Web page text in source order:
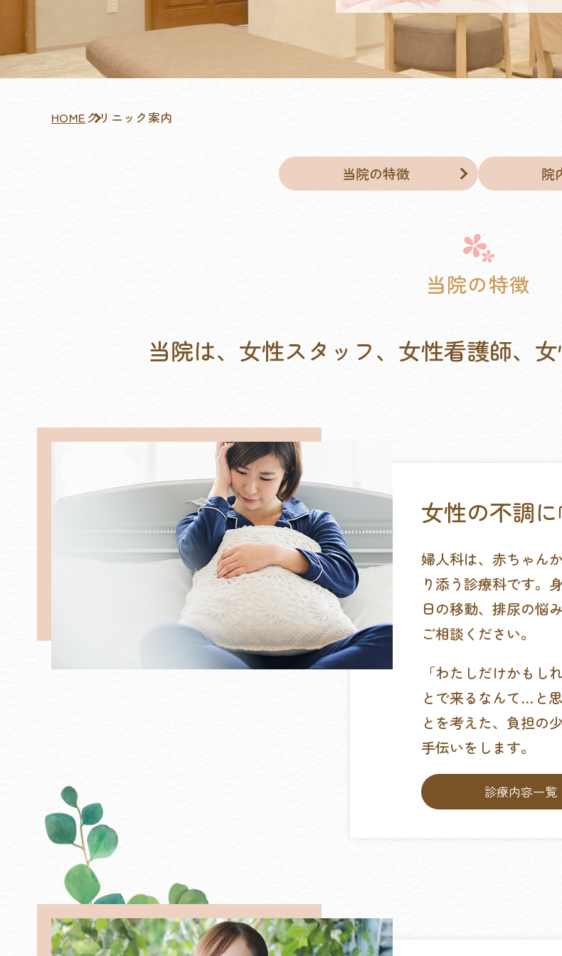
HOME クリニック案内
当院の特徴 院
当院の特徴
当院は、女性スタッフ、女性看護師、
女性の不調
婦人科は、赤ちゃん
り添う診療科です。
日の移動、排尿の悩
ご相談ください。
「わたしだけかもし
とで来るなんて…と
とを考えた、負担の
手伝いをします。
診療内容一覧